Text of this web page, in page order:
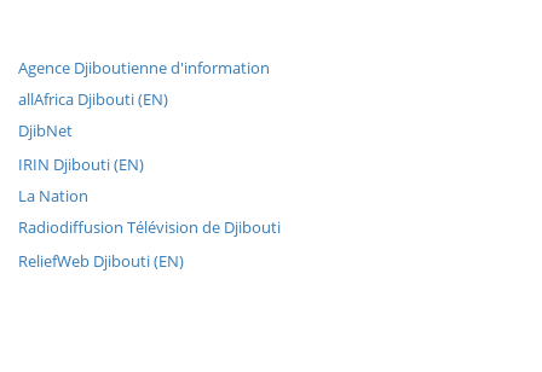
Agence Djiboutienne d'information
allAfrica Djibouti (EN)
DjibNet
IRIN Djibouti (EN)
La Nation
Radiodiffusion Télévision de Djibouti
ReliefWeb Djibouti (EN)